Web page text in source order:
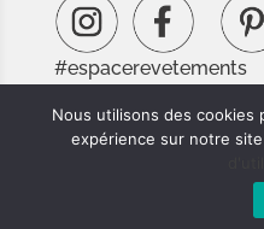
#espacerevetements
www.espacedoc.fr
Nous utilisons des cookies
expérience sur notre